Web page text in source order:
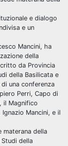
e dialogo
e un
Mancini, ha
della
da Provincia
della Basilicata e
una conferenza
Perri, Capo di
il Magnifico
Mancini, e il
materana della
Studi della